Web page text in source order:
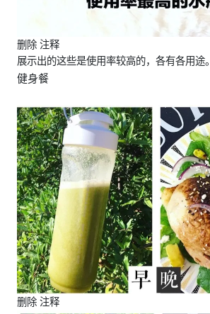
删除 注释
展示出的这些是使用率较高的，各有各用途。
健身餐
删除 注释